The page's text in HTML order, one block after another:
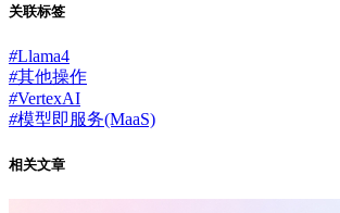
关联标签
#Llama4
#其他操作
#VertexAI
#模型即服务(MaaS)
相关文章